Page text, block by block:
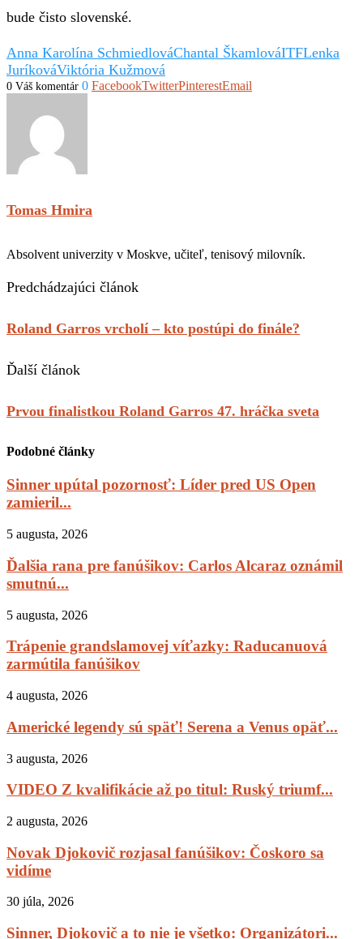
bude čisto slovenské.
Anna Karolína SchmiedlováChantal ŠkamlováITFLenka
JuríkováViktória Kužmová
0 Váš komentár 0 FacebookTwitterPinterestEmail
Tomas Hmira
Absolvent univerzity v Moskve, učiteľ, tenisový milovník.
Predchádzajúci článok
Roland Garros vrcholí – kto postúpi do finále?
Ďalší článok
Prvou finalistkou Roland Garros 47. hráčka sveta
Podobné články
Sinner upútal pozornosť: Líder pred US Open
zamieril...
5 augusta, 2026
Ďalšia rana pre fanúšikov: Carlos Alcaraz oznámil
smutnú...
5 augusta, 2026
Trápenie grandslamovej víťazky: Raducanuová
zarmútila fanúšikov
4 augusta, 2026
Americké legendy sú späť! Serena a Venus opäť...
3 augusta, 2026
VIDEO Z kvalifikácie až po titul: Ruský triumf...
2 augusta, 2026
Novak Djokovič rozjasal fanúšikov: Čoskoro sa
vidíme
30 júla, 2026
Sinner, Djokovič a to nie je všetko: Organizátori...